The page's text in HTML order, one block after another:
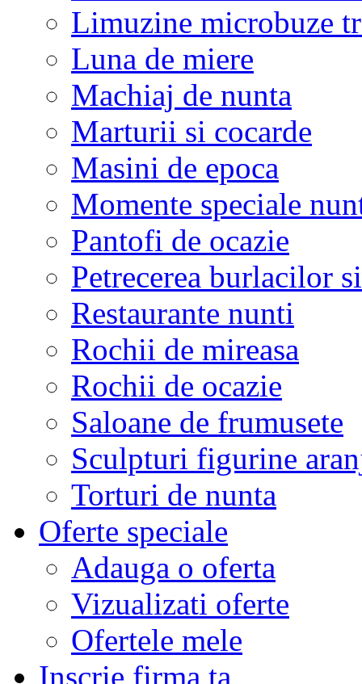
Limuzine microbuze
Luna de miere
Machiaj de nunta
Marturii si cocarde
Masini de epoca
Momente speciale
Pantofi de ocazie
Petrecerea burlacilor
Restaurante nunti
Rochii de mireasa
Rochii de ocazie
Saloane de frumusete
Sculpturi figurine
Torturi de nunta
Oferte speciale
Adauga o oferta
Vizualizati oferte
Ofertele mele
Inscrie firma ta